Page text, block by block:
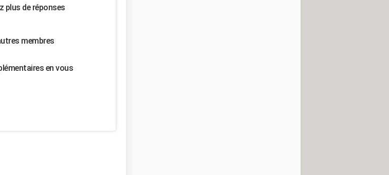
plus de réponses
membres
en vous